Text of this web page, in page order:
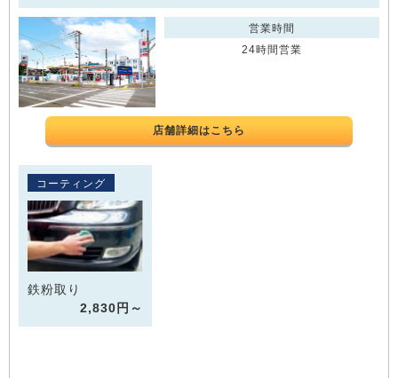
営業時間
24時間営業
店舗詳細はこちら
コーティング
鉄粉取り
2,830円～